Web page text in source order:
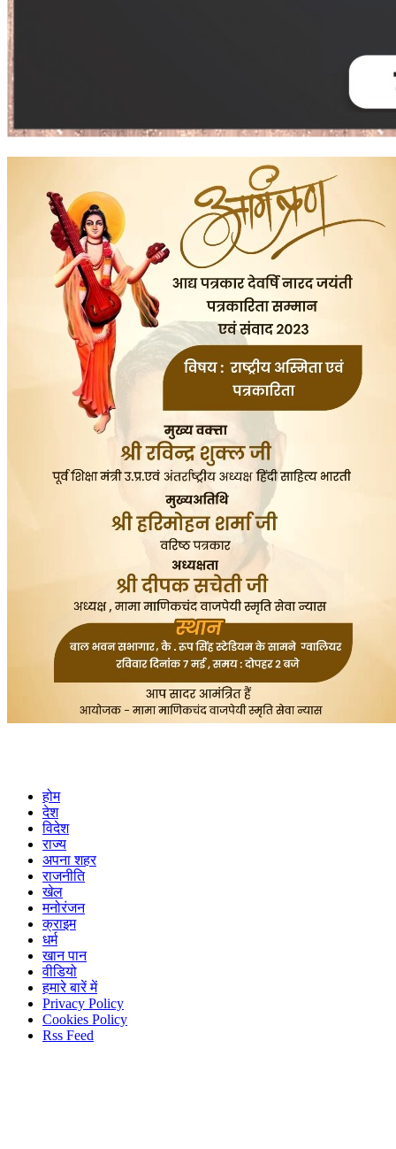
होम
देश
विदेश
राज्य
अपना शहर
राजनीति
खेल
मनोरंजन
क्राइम
धर्म
खान पान
वीडियो
हमारे बारें में
Privacy Policy
Cookies Policy
Rss Feed